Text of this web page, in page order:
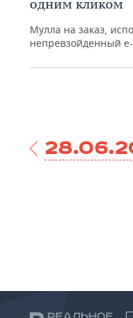
одним кликом
Мулла на заказ,
непревзойденный
год в
начинается
августа»
28 июн, 07:00